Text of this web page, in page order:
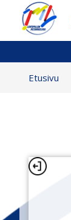
Etusivu